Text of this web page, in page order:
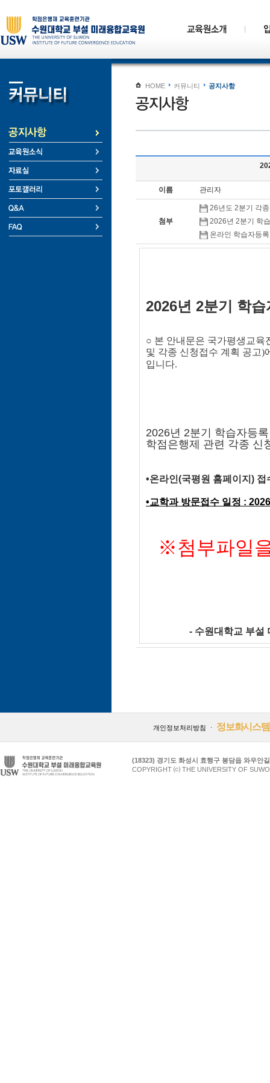
HOME 커뮤니티 공지사항
이름 관리자
첨부
26년도 2분기 각
2026년 2분기 학
온라인 학습자등
2026년 2분기 학
○ 본 안내문은 국가평생교육
및 각종 신청접수 계획 공고)
입니다.
2026년 2분기 학습자등
학점은행제 관련 각종 신
•온라인(국평원 홈페이지)
•교학과 방문접수 일정 :
※첨부파일
- 수원대학교 부설 미
개인정보처리방침 ㆍ 정보화시스템
(18323) 경기도 화성시 효행구 봉담읍 와우안
COPYRIGHT ⒞ THE UNIVERSITY OF